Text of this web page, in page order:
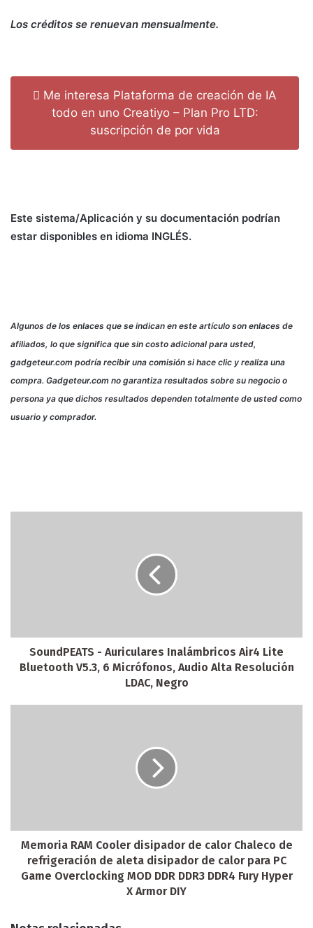
Los créditos se renuevan mensualmente.
Me interesa Plataforma de creación de IA
todo en uno Creatiyo – Plan Pro LTD:
suscripción de por vida
Este sistema/Aplicación y su documentación podrían
estar disponibles en idioma INGLÉS.
Algunos de los enlaces que se indican en este artículo son enlaces de
afiliados, lo que significa que sin costo adicional para usted,
gadgeteur.com podría recibir una comisión si hace clic y realiza una
compra. Gadgeteur.com no garantiza resultados sobre su negocio o
persona ya que dichos resultados dependen totalmente de usted como
usuario y comprador.
SoundPEATS - Auriculares Inalámbricos Air4 Lite
Bluetooth V5.3, 6 Micrófonos, Audio Alta Resolución
LDAC, Negro
Memoria RAM Cooler disipador de calor Chaleco de
refrigeración de aleta disipador de calor para PC
Game Overclocking MOD DDR DDR3 DDR4 Fury Hyper
X Armor DIY